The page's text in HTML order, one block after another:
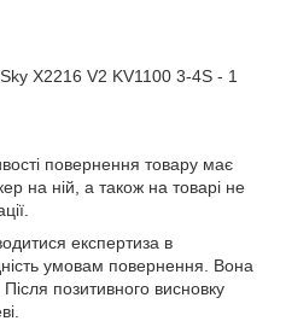
X2216 V2 KV1100 3-4S - 1
повернення товару має
на ній, а також на товарі не
експертиза в
умовам повернення. Вона
позитивного висновку